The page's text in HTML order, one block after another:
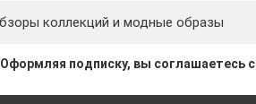
коллекций и модные образы
Оформляя подписку, вы соглашаетесь с